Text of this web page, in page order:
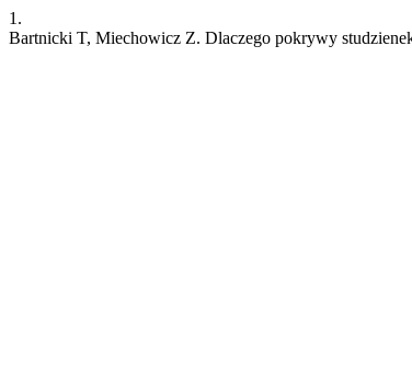
1.
Bartnicki T, Miechowicz Z. Dlaczego pokrywy